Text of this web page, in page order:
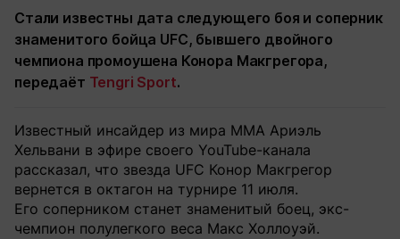
Стали известны дата следующего боя и соперник
знаменитого бойца UFC, бывшего двойного
чемпиона промоушена Конора Макгрегора,
передаёт Tengri Sport.
Известный инсайдер из мира ММА Ариэль
Хельвани в эфире своего YouTube-канала
рассказал, что звезда UFC Конор Макгрегор
вернется в октагон на турнире 11 июля.
Его соперником станет знаменитый боец, экс-
чемпион полулегкого веса Макс Холлоуэй.